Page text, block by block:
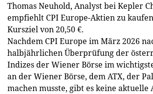
Thomas Neuhold, Analyst bei Kepler
empfiehlt CPI Europe-Aktien zu
Kursziel von 20,50 €.
Nachdem CPI Europe im März 2026
halbjährlichen Überprüfung der
Indizes der Wiener Börse im
an der Wiener Börse, dem ATX, der
machen musste, gibt es keine aktuelle